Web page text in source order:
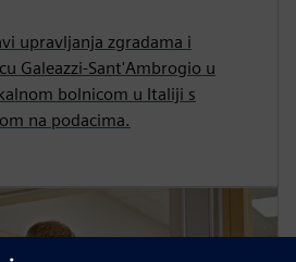
upravljanja zgradama i
Galeazzi-Sant'Ambrogio u
bolnicom u Italiji s
na podacima.